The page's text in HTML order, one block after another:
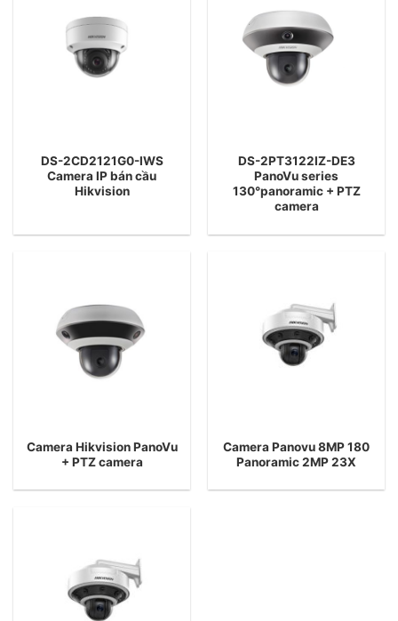
DS-2CD2121G0-IWS
Camera IP bán cầu
Hikvision
DS-2PT3122IZ-DE3
PanoVu series
130°panoramic + PTZ
camera
Camera Hikvision PanoVu
+ PTZ camera
Camera Panovu 8MP 180
Panoramic 2MP 23X